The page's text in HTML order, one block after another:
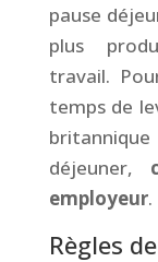
pause
plus
travail.
temps de
déjeuner,
employeur.
Règles